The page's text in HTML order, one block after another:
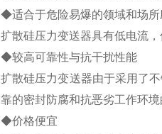
◆适合于危险易爆的领域和场所
扩散硅压力变送器具有低电流
◆较高可靠性与抗干扰性能
扩散硅压力变送器由于采用了
靠的密封防腐和抗恶劣工作环
◆价格便宜